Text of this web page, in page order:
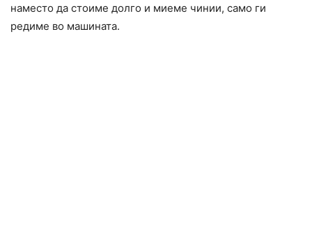
наместо да стоиме долго и миеме чинии, само ги
редиме во машината.